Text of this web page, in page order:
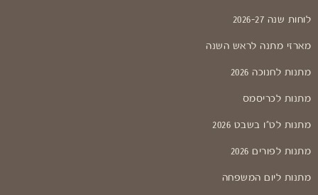
לוחות שנה 2026-27
מארזי מתנה לראש השנה
מתנות לחנוכה 2026
מתנות לכריסמס
מתנות לט"ו בשבט 2026
מתנות לפורים 2026
מתנות ליום המשפחה